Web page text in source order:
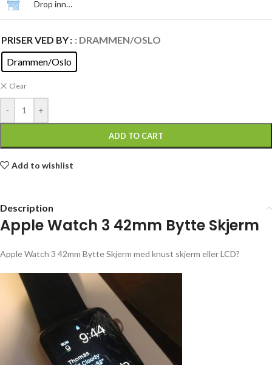
Drop inn…
PRISER VED BY : DRAMMEN/OSLO
Drammen/Oslo
Clear
- +
ADD TO CART
Add to wishlist
Description
Apple Watch 3 42mm Bytte Skjerm
Apple Watch 3 42mm Bytte Skjerm med knust skjerm eller LCD?